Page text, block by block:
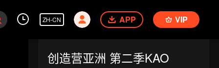
ZH-CN APP VIP
创造营亚洲 第二季KAO